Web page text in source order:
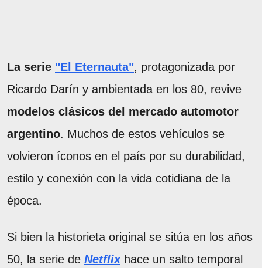
La serie "El Eternauta", protagonizada por
Ricardo Darín y ambientada en los 80, revive
modelos clásicos del mercado automotor
argentino. Muchos de estos vehículos se
volvieron íconos en el país por su durabilidad,
estilo y conexión con la vida cotidiana de la
época.
Si bien la historieta original se sitúa en los años
50, la serie de Netflix hace un salto temporal